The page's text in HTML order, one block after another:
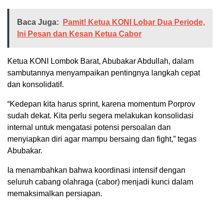
Baca Juga:
Pamit! Ketua KONI Lobar Dua Periode,
Ini Pesan dan Kesan Ketua Cabor
Ketua KONI Lombok Barat, Abubakar Abdullah, dalam
sambutannya menyampaikan pentingnya langkah cepat
dan konsolidatif.
“Kedepan kita harus sprint, karena momentum Porprov
sudah dekat. Kita perlu segera melakukan konsolidasi
internal untuk mengatasi potensi persoalan dan
menyiapkan diri agar mampu bersaing dan fight,” tegas
Abubakar.
Ia menambahkan bahwa koordinasi intensif dengan
seluruh cabang olahraga (cabor) menjadi kunci dalam
memaksimalkan persiapan.